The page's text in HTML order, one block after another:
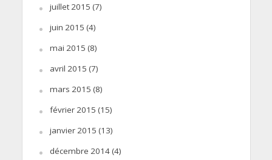
juillet 2015 (7)
juin 2015 (4)
mai 2015 (8)
avril 2015 (7)
mars 2015 (8)
février 2015 (15)
janvier 2015 (13)
décembre 2014(4)